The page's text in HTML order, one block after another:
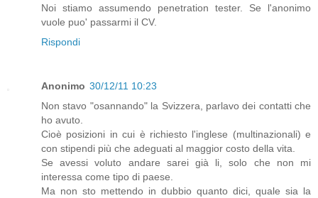
Noi stiamo assumendo penetration tester. Se l'anonimo
vuole puo' passarmi il CV.
Rispondi
Anonimo 30/12/11 10:23
Non stavo "osannando" la Svizzera, parlavo dei contatti che
ho avuto.
Cioè posizioni in cui è richiesto l'inglese (multinazionali) e
con stipendi più che adeguati al maggior costo della vita.
Se avessi voluto andare sarei già li, solo che non mi
interessa come tipo di paese.
Ma non sto mettendo in dubbio quanto dici, quale sia la